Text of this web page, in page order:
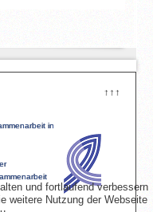
↑↑↑
in
und fortlaufend verbessern
weitere Nutzung der Webseite